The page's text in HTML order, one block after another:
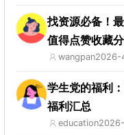
找资源必备！
值得点赞收藏
wangpan2026-
学生党的福利
福利汇总
education